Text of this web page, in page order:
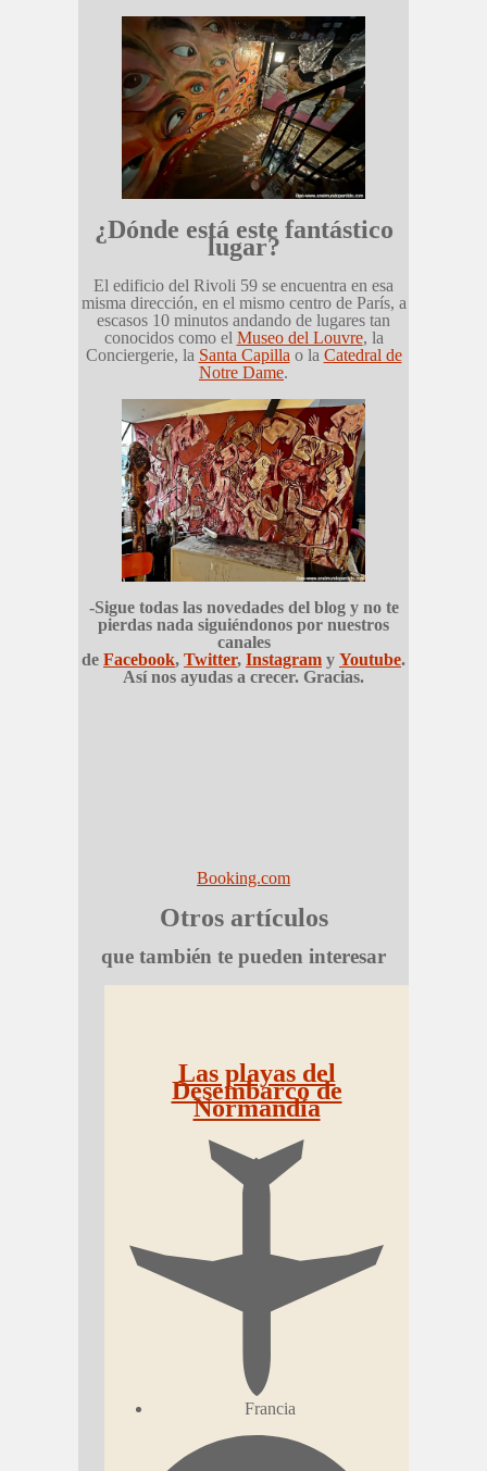
¿Dónde está este fantástico
lugar?
El edificio del Rivoli 59 se encuentra en esa
misma dirección, en el mismo centro de París, a
escasos 10 minutos andando de lugares tan
conocidos como el Museo del Louvre, la
Conciergerie, la Santa Capilla o la Catedral de
Notre Dame.
-Sigue todas las novedades del blog y no te
pierdas nada siguiéndonos por nuestros
canales
de Facebook, Twitter, Instagram y Youtube.
Así nos ayudas a crecer. Gracias.
Booking.com
Otros artículos
que también te pueden interesar
Las playas del
Desembarco de
Normandía
Francia